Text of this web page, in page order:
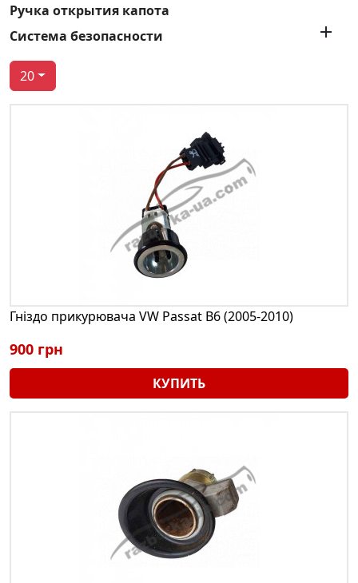
Ручка открытия капота
Система безопасности

20
Гніздо прикурювача VW Passat B6 (2005-2010)
900 грн
КУПИТЬ